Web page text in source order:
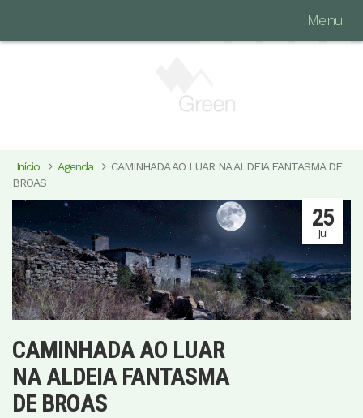
Menu
Início Agenda
CAMINHADA AO LUAR NA ALDEIA FANTASMA DE
BROAS
CAMINHADA AO LUAR
NA ALDEIA FANTASMA
DE BROAS
25
Jul